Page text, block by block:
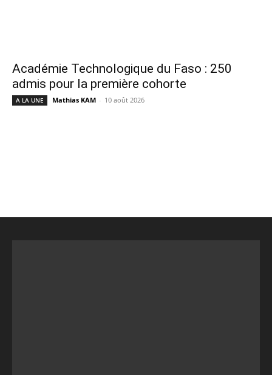
Académie Technologique du Faso : 250
admis pour la première cohorte
A LA UNE Mathias KAM - 10 août 2026